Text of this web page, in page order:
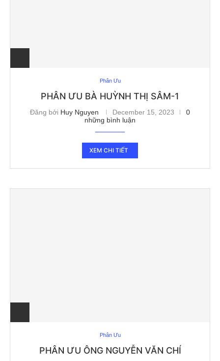
Phân Ưu
PHÂN ƯU BÀ HUỲNH THỊ SÂM-1
Đăng bởi Huy Nguyen December 15, 2023
0
những bình luận
XEM CHI TIẾT
Phân Ưu
PHÂN ƯU ÔNG NGUYỄN VĂN CHÍ